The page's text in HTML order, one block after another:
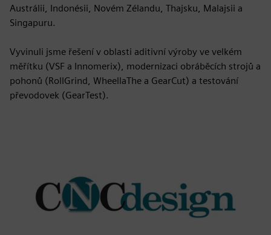
Austrálii, Indonésii, Novém Zélandu, Thajsku, Malajsii a
Singapuru.
Vyvinuli jsme řešení v oblasti aditivní výroby ve velkém
měřítku (VSF a Innomerix), modernizaci obráběcích strojů a
pohonů (RollGrind, WheellaThe a GearCut) a testování
převodovek (GearTest).